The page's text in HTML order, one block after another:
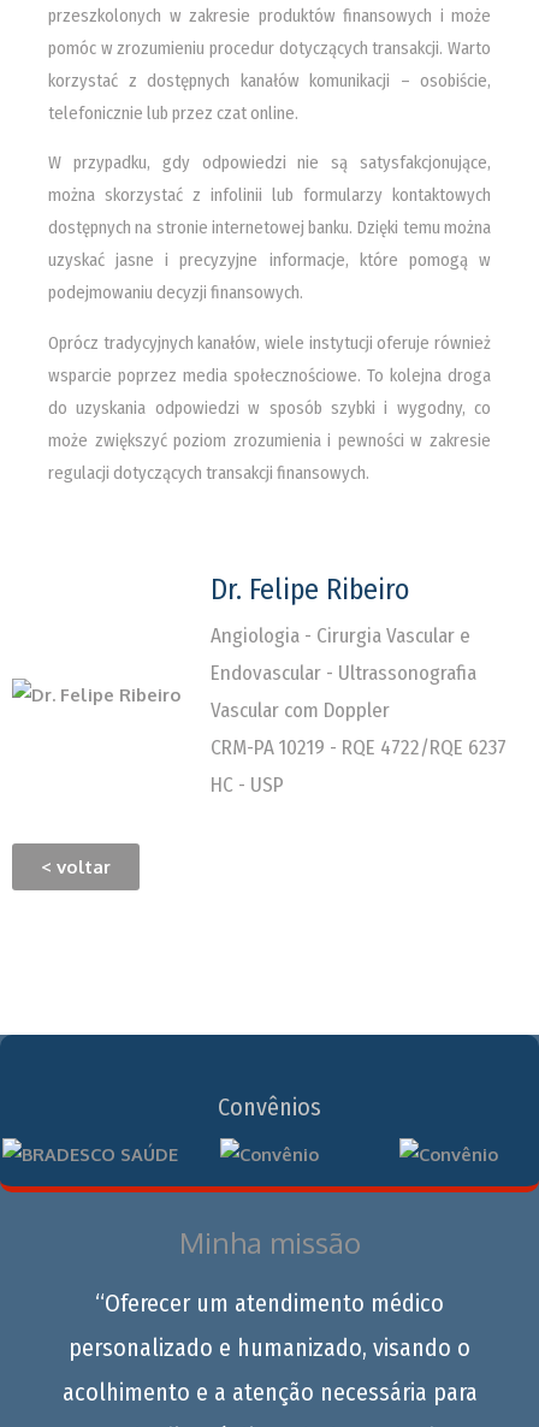
przeszkolonych w zakresie produktów finansowych i może
pomóc w zrozumieniu procedur dotyczących transakcji. Warto
korzystać z dostępnych kanałów komunikacji – osobiście,
telefonicznie lub przez czat online.
W przypadku, gdy odpowiedzi nie są satysfakcjonujące,
można skorzystać z infolinii lub formularzy kontaktowych
dostępnych na stronie internetowej banku. Dzięki temu można
uzyskać jasne i precyzyjne informacje, które pomogą w
podejmowaniu decyzji finansowych.
Oprócz tradycyjnych kanałów, wiele instytucji oferuje również
wsparcie poprzez media społecznościowe. To kolejna droga
do uzyskania odpowiedzi w sposób szybki i wygodny, co
może zwiększyć poziom zrozumienia i pewności w zakresie
regulacji dotyczących transakcji finansowych.
Dr. Felipe Ribeiro
Angiologia - Cirurgia Vascular e
Endovascular - Ultrassonografia
Vascular com Doppler
CRM-PA 10219 - RQE 4722/RQE 6237
HC - USP
< voltar
Convênios
Minha missão
“Oferecer um atendimento médico
personalizado e humanizado, visando o
acolhimento e a atenção necessária para